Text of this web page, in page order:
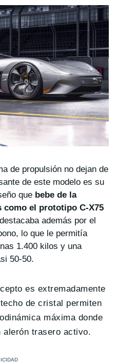
de propulsión no dejan de
de este modelo es su
que bebe de la
el prototipo C-X75
además por el
lo que le permitía
1.400 kilos y una
50-50.
es extremadamente
de cristal permiten
máxima donde
alerón trasero activo.